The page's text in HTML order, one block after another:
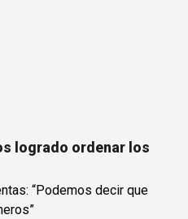
logrado ordenar los